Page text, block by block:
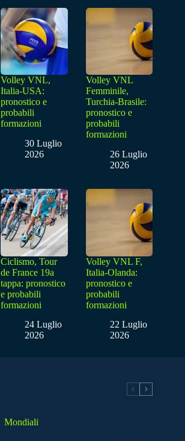
Volley VNL,
Italia-USA:
pronostico e
probabili
formazioni
30 Luglio
2026
Volley VNL
Femminile,
Turchia-Brasile:
pronostico e
probabili
formazioni
26 Luglio
2026
Ciclismo, Tour
de France 19a
tappa: pronostico
e probabili
formazioni
24 Luglio
2026
Volley VNL F,
Italia-Olanda:
pronostico e
probabili
formazioni
22 Luglio
2026
Mondiali